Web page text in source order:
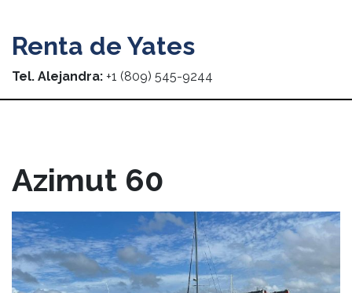
Renta de Yates
Tel. Alejandra: +1 (809) 545-9244
Azimut 60